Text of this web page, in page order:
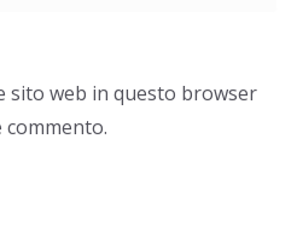
sito web in questo browser